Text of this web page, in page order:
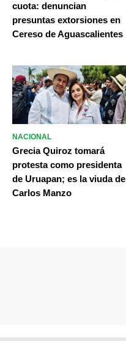
cuota: denuncian
presuntas extorsiones en
Cereso de Aguascalientes
NACIONAL
Grecia Quiroz tomará
protesta como presidenta
de Uruapan; es la viuda de
Carlos Manzo